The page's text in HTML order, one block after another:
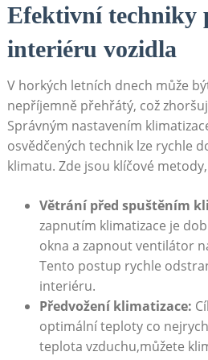
Efektivní techniky
interiéru⁢ vozidla
V horkých letních dnech může
nepříjemně přehřátý, což
Správným nastavením
osvědčených technik lze⁣ rychle
klimatu. Zde‌ jsou klíčové
Větrání před spuštěním‍
zapnutím ‌klimatizace je
⁢okna⁢ a zapnout ⁢ventilátor
Tento postup rychle
interiéru.
Předvožení klimatizace:
optimální teploty co
teplota vzduchu,můžete